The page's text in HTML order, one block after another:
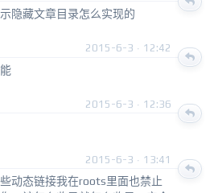
隐藏文章目录怎么实现的
2015-6-3 · 12:42
2015-6-3 · 12:36
2015-6-3 · 13:41
动态链接我在roots里面也禁止